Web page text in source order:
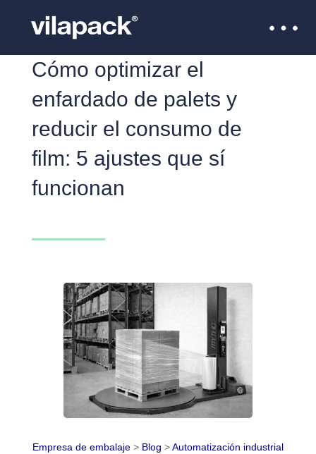
Cómo optimizar el
enfardado de palets y
reducir el consumo de
film: 5 ajustes que sí
funcionan
Empresa de embalaje> Blog >Automatización industrial